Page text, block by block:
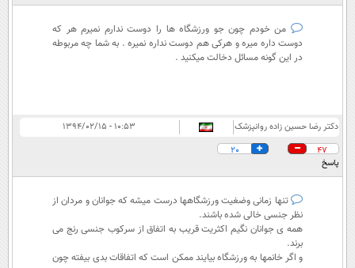
من خودم چون جو ورزشگاه ها را دوست ندارم نمیرم هر که
دوست داره میره و هرکی هم دوست نداره نمیره . به شما چه مربوطه
در این گونه مسائل دخالت میکنید .
دکتر رضا حسین زاده روانپزشک
۱۰:۵۳ - ۱۳۹۴/۰۲/۱۵
47
20
پاسخ
تنها زمانی وضغیت ورزشگاهها درست میشه که جوانان و مردان از
نظر جنسی خالی شده باشند.
همه ی جوانان نگیم اکثریت قریب به اتفاق از سرکوب جنسی رنج می
برند.
و اگر خانمها به ورزشگاه بیایند ممکن است که اتفاقات بدی بیفته چون